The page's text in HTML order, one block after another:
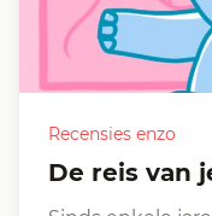
Recensies enzo
De reis van